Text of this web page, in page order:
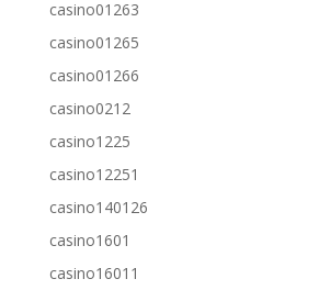
casino01263
casino01265
casino01266
casino0212
casino1225
casino12251
casino140126
casino1601
casino16011